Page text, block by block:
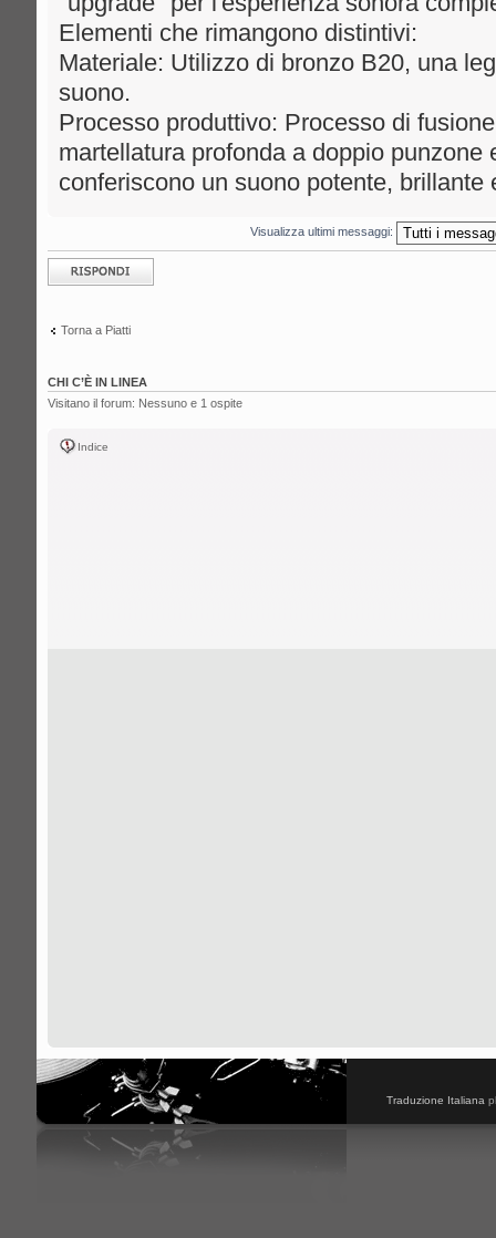
Elementi che rimangono distintivi:
Materiale: Utilizzo di bronzo B20, una
suono.
Processo produttivo: Processo di
martellatura profonda a doppio punzone
conferiscono un suono potente, brillante
Visualizza ultimi messaggi:
Rispondi al
messaggio
Torna a Piatti
CHI C’È IN LINEA
Visitano il forum: Nessuno e 1 ospite
Indice
Traduzione Italiana